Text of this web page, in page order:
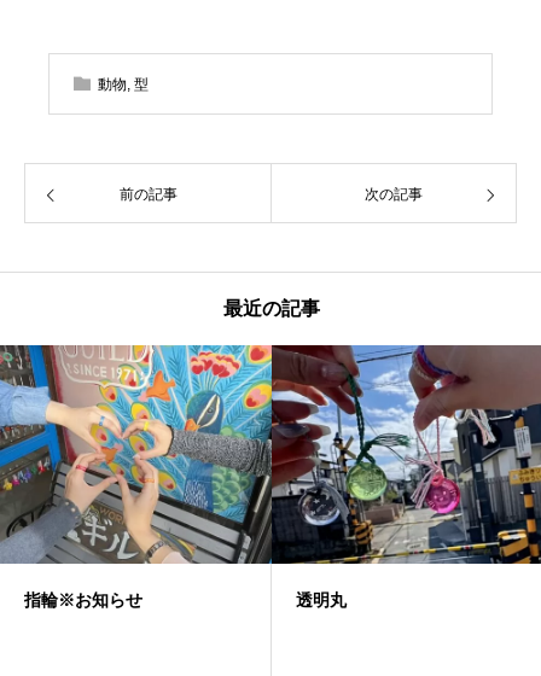
動物, 型
前の記事 次の記事
最近の記事
透明丸 ネックレス